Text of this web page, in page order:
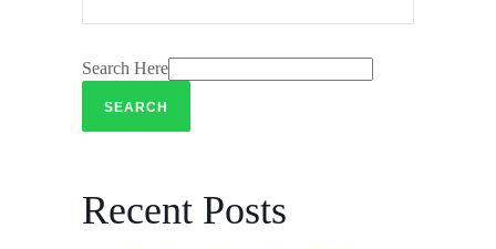
Search Here
Recent Posts